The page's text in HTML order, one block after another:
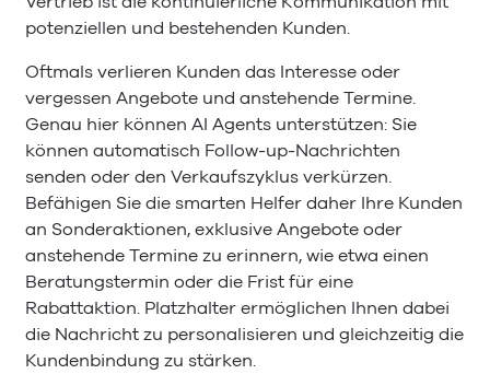
potenziellen und bestehenden Kunden.
Oftmals verlieren Kunden das Interesse oder
vergessen Angebote und anstehende Termine.
Genau hier können AI Agents unterstützen: Sie
können automatisch Follow-up-Nachrichten
senden oder den Verkaufszyklus verkürzen.
Befähigen Sie die smarten Helfer daher Ihre Kunden
an Sonderaktionen, exklusive Angebote oder
anstehende Termine zu erinnern, wie etwa einen
Beratungstermin oder die Frist für eine
Rabattaktion. Platzhalter ermöglichen Ihnen dabei
die Nachricht zu personalisieren und gleichzeitig die
Kundenbindung zu stärken.